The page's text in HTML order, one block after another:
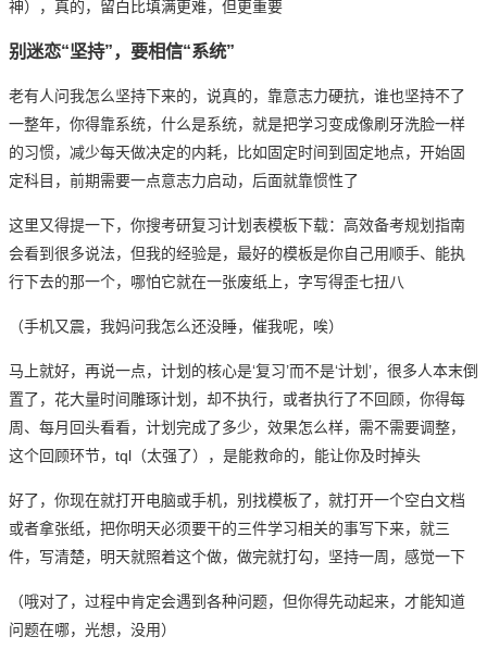
神），真的，留白比填满更难，但更重要
别迷恋“坚持”，要相信“系统”
老有人问我怎么坚持下来的，说真的，靠意志力硬抗，谁也坚持不了
一整年，你得靠系统，什么是系统，就是把学习变成像刷牙洗脸一样
的习惯，减少每天做决定的内耗，比如固定时间到固定地点，开始固
定科目，前期需要一点意志力启动，后面就靠惯性了
这里又得提一下，你搜考研复习计划表模板下载：高效备考规划指南
会看到很多说法，但我的经验是，最好的模板是你自己用顺手、能执
行下去的那一个，哪怕它就在一张废纸上，字写得歪七扭八
（手机又震，我妈问我怎么还没睡，催我呢，唉）
马上就好，再说一点，计划的核心是‘复习’而不是‘计划’，很多人本末倒
置了，花大量时间雕琢计划，却不执行，或者执行了不回顾，你得每
周、每月回头看看，计划完成了多少，效果怎么样，需不需要调整，
这个回顾环节，tql（太强了），是能救命的，能让你及时掉头
好了，你现在就打开电脑或手机，别找模板了，就打开一个空白文档
或者拿张纸，把你明天必须要干的三件学习相关的事写下来，就三
件，写清楚，明天就照着这个做，做完就打勾，坚持一周，感觉一下
（哦对了，过程中肯定会遇到各种问题，但你得先动起来，才能知道
问题在哪，光想，没用）